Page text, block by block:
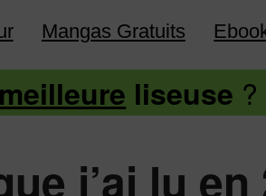
Mangas Gratuits
meilleure liseuse
j’ai lu en